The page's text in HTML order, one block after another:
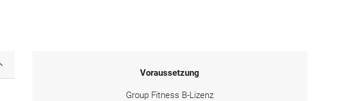
Voraussetzung
Group Fitness B-Lizenz